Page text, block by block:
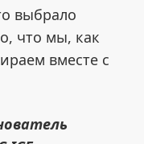
выбрало
что мы, как
вместе с